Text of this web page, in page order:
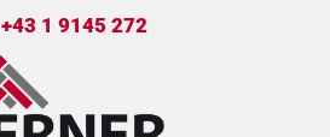
+43 1 9145 272